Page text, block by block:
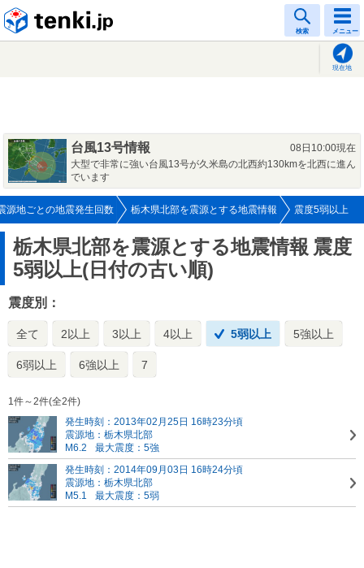
検索 メニュー
現在地
台風13号情報
08日10:00現在
大型で非常に強い台風13号が久米島の北西約130kmを北西に進ん
でいます
源地ごとの地震発生回数 栃木県北部を震源とする地震情報 震度5弱以上
栃木県北部を震源とする地震情報 震度
5弱以上(日付の古い順)
震度別：
全て 2以上 3以上 4以上 5弱以上 5強以上
6弱以上 6強以上 7
1件～2件(全2件)
発生時刻：2013年02月25日 16時23分頃
震源地：栃木県北部
M6.2
最大震度：5強
発生時刻：2014年09月03日 16時24分頃
震源地：栃木県北部
M5.1
最大震度：5弱